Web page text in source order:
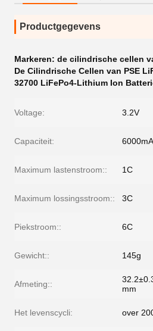
Productgegevens
Markeren: de cilindrische cellen
De Cilindrische Cellen van PSE
32700 LiFePo4-Lithium Ion
Voltage: 3.2V
Capaciteit:
Maximum lastenstroom:: 1C
Maximum lossingsstroom:: 3C
Piekstroom:: 6C
Gewicht:: 145g
Afmeting::
mm
Het levenscycli: over